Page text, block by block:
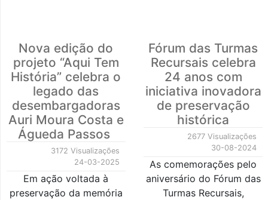
Nova edição do
projeto “Aqui Tem
História” celebra o
legado das
desembargadoras
Auri Moura Costa e
Águeda Passos
3172 Visualizações
24-03-2025
Em ação voltada à
preservação da memória
Fórum das Turmas
Recursais celebra
24 anos com
iniciativa inovadora
de preservação
histórica
2677 Visualizações
30-08-2024
As comemorações pelo
aniversário do Fórum das
Turmas Recursais,